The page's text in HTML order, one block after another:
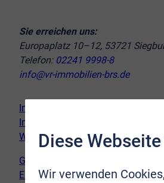
Sie erreichen uns:
Europaplatz 10–12, 53721
Telefon: 02241 9998-8
info@vr-immobilien-brs.de
Immobilie verkaufen
Immobilie kaufen
Wir vor Ort
Genderhinweis
Erklärung zur Barrierefreiheit
Diese
Wir verwenden